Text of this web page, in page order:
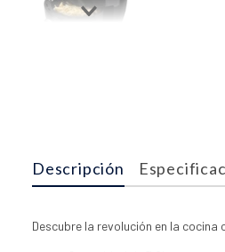
Descripción
Descubre la revolución en la